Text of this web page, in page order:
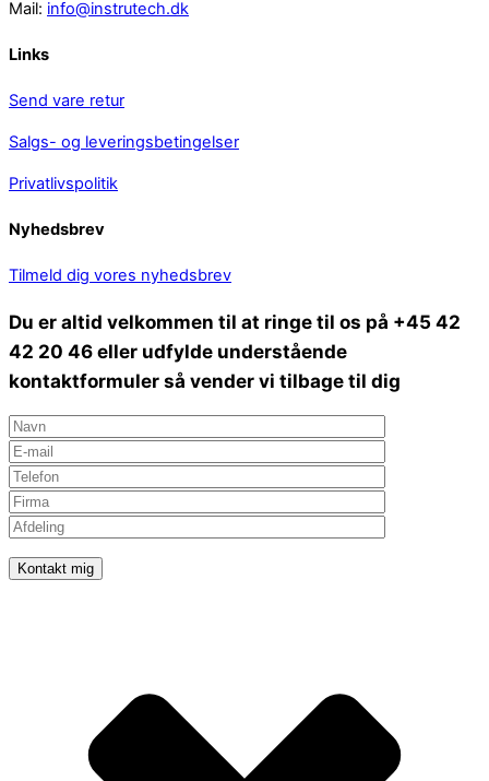
Mail: info@instrutech.dk
Links
Send vare retur
Salgs- og leveringsbetingelser
Privatlivspolitik
Nyhedsbrev
Tilmeld dig vores nyhedsbrev
Du er altid velkommen til at ringe til os på +45 42
42 20 46 eller udfylde understående
kontaktformuler så vender vi tilbage til dig